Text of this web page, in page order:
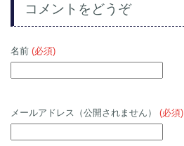
コメントをどうぞ
名前 (必須)
メールアドレス（公開されません） (必須)